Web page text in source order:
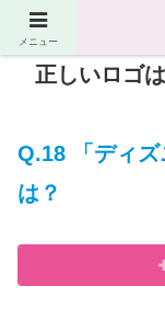
正しいロゴ
Q.18 「ディ
は？
メニュー